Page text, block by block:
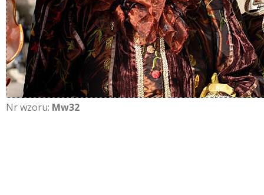
Nr wzoru: Mw32